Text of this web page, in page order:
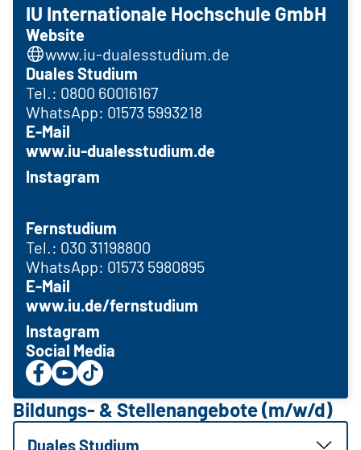
IU Internationale Hochschule GmbH
Website
www.iu-dualesstudium.de
Duales Studium
Tel.: 0800 60016167
WhatsApp: 01573 5993218
E-Mail
www.iu-dualesstudium.de
Instagram
Fernstudium
Tel.: 030 31198800
WhatsApp: 01573 5980895
E-Mail
www.iu.de/fernstudium
Instagram
Social Media
Bildungs- & Stellenangebote (m/w/d)
Duales Studium